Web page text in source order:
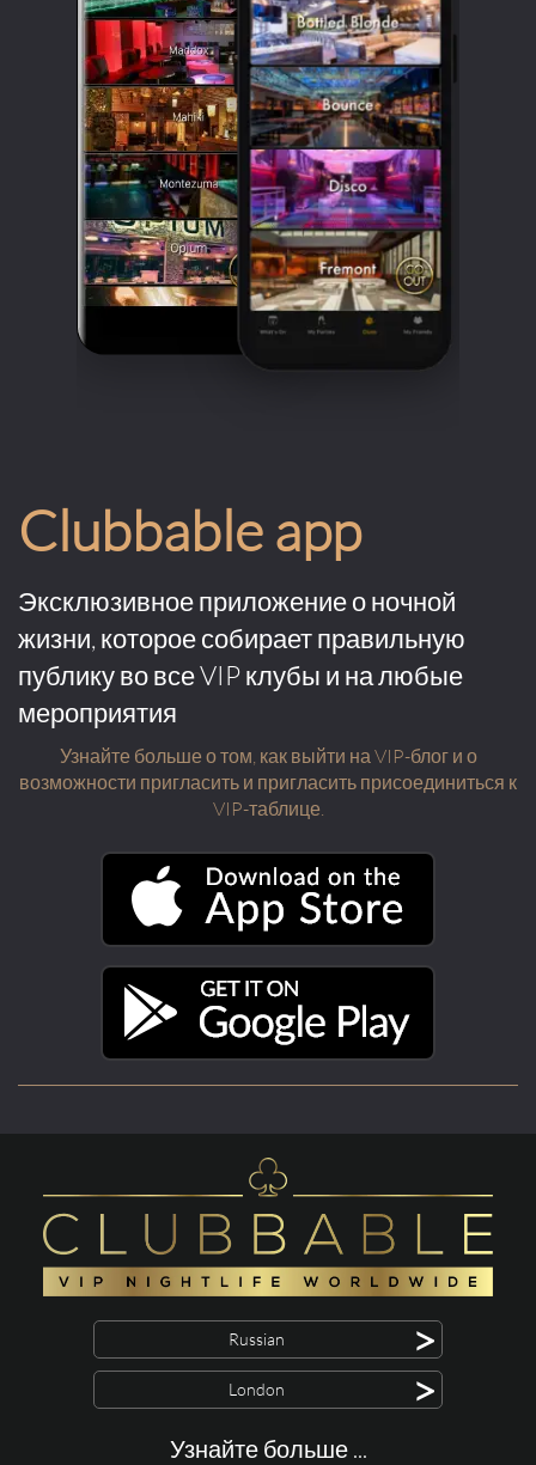
Clubbable app
Эксклюзивное приложение о ночной
жизни, которое собирает правильную
публику во все VIP клубы и на любые
мероприятия
Узнайте больше о том, как выйти на VIP-блог и о
возможности пригласить и пригласить присоединиться к
VIP-таблице.
Russian >
London >
Узнайте больше ...